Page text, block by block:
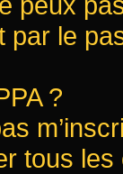
par le
?
tous